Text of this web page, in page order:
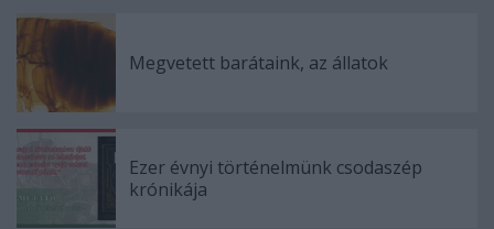
Megvetett barátaink, az állatok
Ezer évnyi történelmünk csodaszép
krónikája